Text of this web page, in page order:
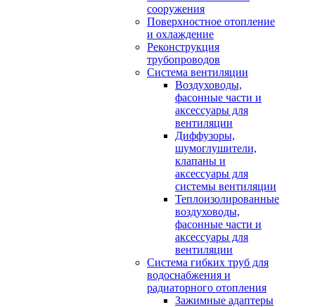
сооружения
Поверхностное отопление
и охлаждение
Реконструкция
трубопроводов
Система вентиляции
Воздуховоды,
фасонные части и
аксессуары для
вентиляции
Диффузоры,
шумоглушители,
клапаны и
аксессуары для
системы вентиляции
Теплоизолированные
воздуховоды,
фасонные части и
аксессуары для
вентиляции
Система гибких труб для
водоснабжения и
радиаторного отопления
Зажимные адаптеры